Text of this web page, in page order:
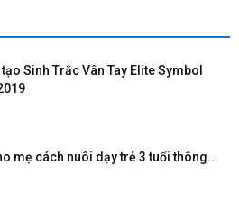
Sinh Trắc Vân Tay Elite Symbol
mẹ cách nuôi dạy trẻ 3 tuổi thông...